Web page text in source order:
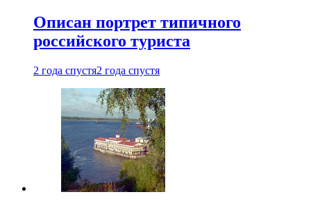
Описан портрет типичного
российского туриста
2 года спустя2 года спустя